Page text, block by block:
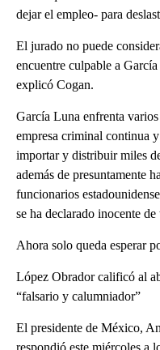
dejar el empleo- para
El jurado no puede
encuentre culpable a
explicó Cogan.
García Luna enfrenta
empresa criminal continua
importar y distribuir miles
además de presuntamente
funcionarios
se ha declarado inocente
Ahora solo queda esperar
López Obrador calificó al
“falsario y calumniador”
El presidente de México,
respondió este miércoles a